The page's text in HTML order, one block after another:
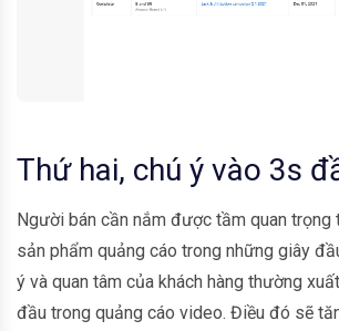
Thứ hai, chú ý vào 3s
Người bán cần nắm được tầm quan trọng
sản phẩm quảng cáo trong những giây
ý và quan tâm của khách hàng thường
đầu trong quảng cáo video. Điều đó sẽ